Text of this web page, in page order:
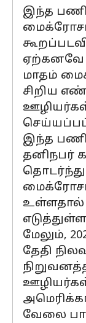
இந்த
மாதம்
சிறிய
இந்த பணி
தனிநபர்
உள்ளதால்
மேலும்,
தேதி
ஊழியர்கள்
வேலை